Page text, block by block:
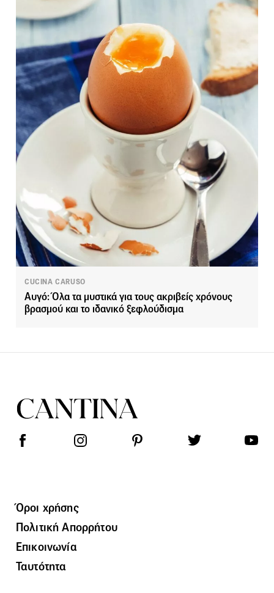
CUCINA CARUSO
Αυγό: Όλα τα μυστικά για τους ακριβείς χρόνους
βρασμού και το ιδανικό ξεφλούδισμα
Όροι χρήσης
Πολιτική Απορρήτου
Επικοινωνία
Ταυτότητα